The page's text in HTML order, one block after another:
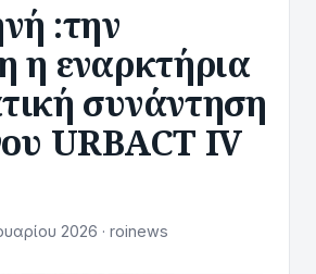
:την
η εναρκτήρια
συνάντηση
URBACT IV
2026 · roinews